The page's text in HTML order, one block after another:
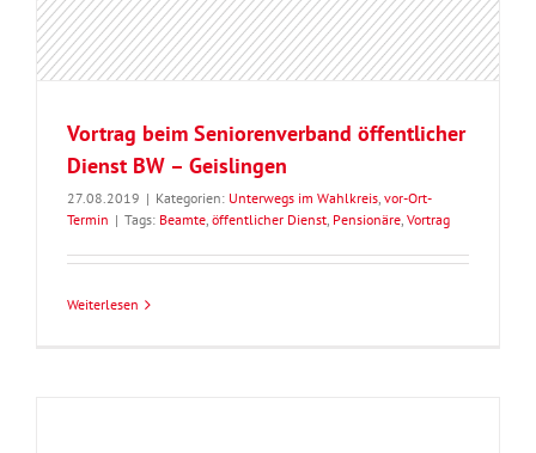
Vortrag beim Seniorenverband öffentlicher
Dienst BW – Geislingen
27.08.2019 | Kategorien: Unterwegs im Wahlkreis, vor-Ort-
Termin | Tags: Beamte, öffentlicher Dienst, Pensionäre, Vortrag
Weiterlesen